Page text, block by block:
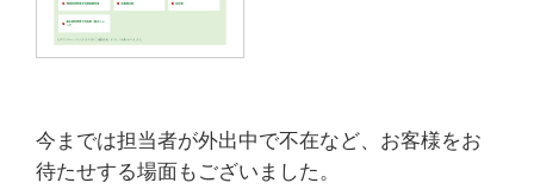
今までは担当者が外出中で不在など、お客様をお
待たせする場面もございました。